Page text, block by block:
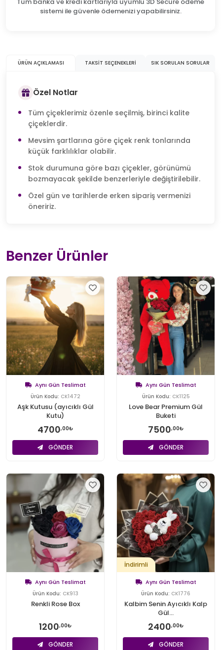
sistemi ile güvenle ödemenizi yapabilirsiniz.
ÜRÜN AÇIKLAMASI TAKSIT SEÇENEKLERI SIK SORULAN SORULAR
Özel Notlar
Tüm çiçeklerimiz özenle seçilmiş, birinci kalite
çiçeklerdir.
Mevsim şartlarına göre çiçek renk tonlarında
küçük farklılıklar olabilir.
Stok durumuna göre bazı çiçekler, görünümü
bozmayacak şekilde benzerleriyle değiştirilebilir.
Özel gün ve tarihlerde erken sipariş vermenizi
öneririz.
Benzer Ürünler
Aynı Gün Teslimat
Ürün Kodu: CK1472
Aşk Kutusu (ayıcıklı Gül
Kutu)
4700,00₺
GÖNDER
Aynı Gün Teslimat
Ürün Kodu: CK1125
Love Bear Premium Gül
Buketi
7500,00₺
GÖNDER
Aynı Gün Teslimat
Ürün Kodu: CK913
Renkli Rose Box
1200,00₺
GÖNDER
İndirimli
Aynı Gün Teslimat
Ürün Kodu: CK1776
Kalbim Senin Ayıcıklı Kalp
Gül...
2400,00₺
GÖNDER